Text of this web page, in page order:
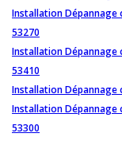
Installation Dépannage
53270
Installation Dépannage
53410
Installation Dépannage
Installation Dépannage
53300